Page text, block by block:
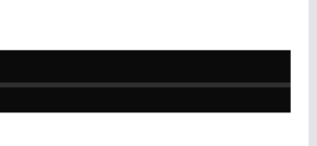
NA ZONA SUDESTE
anuncia